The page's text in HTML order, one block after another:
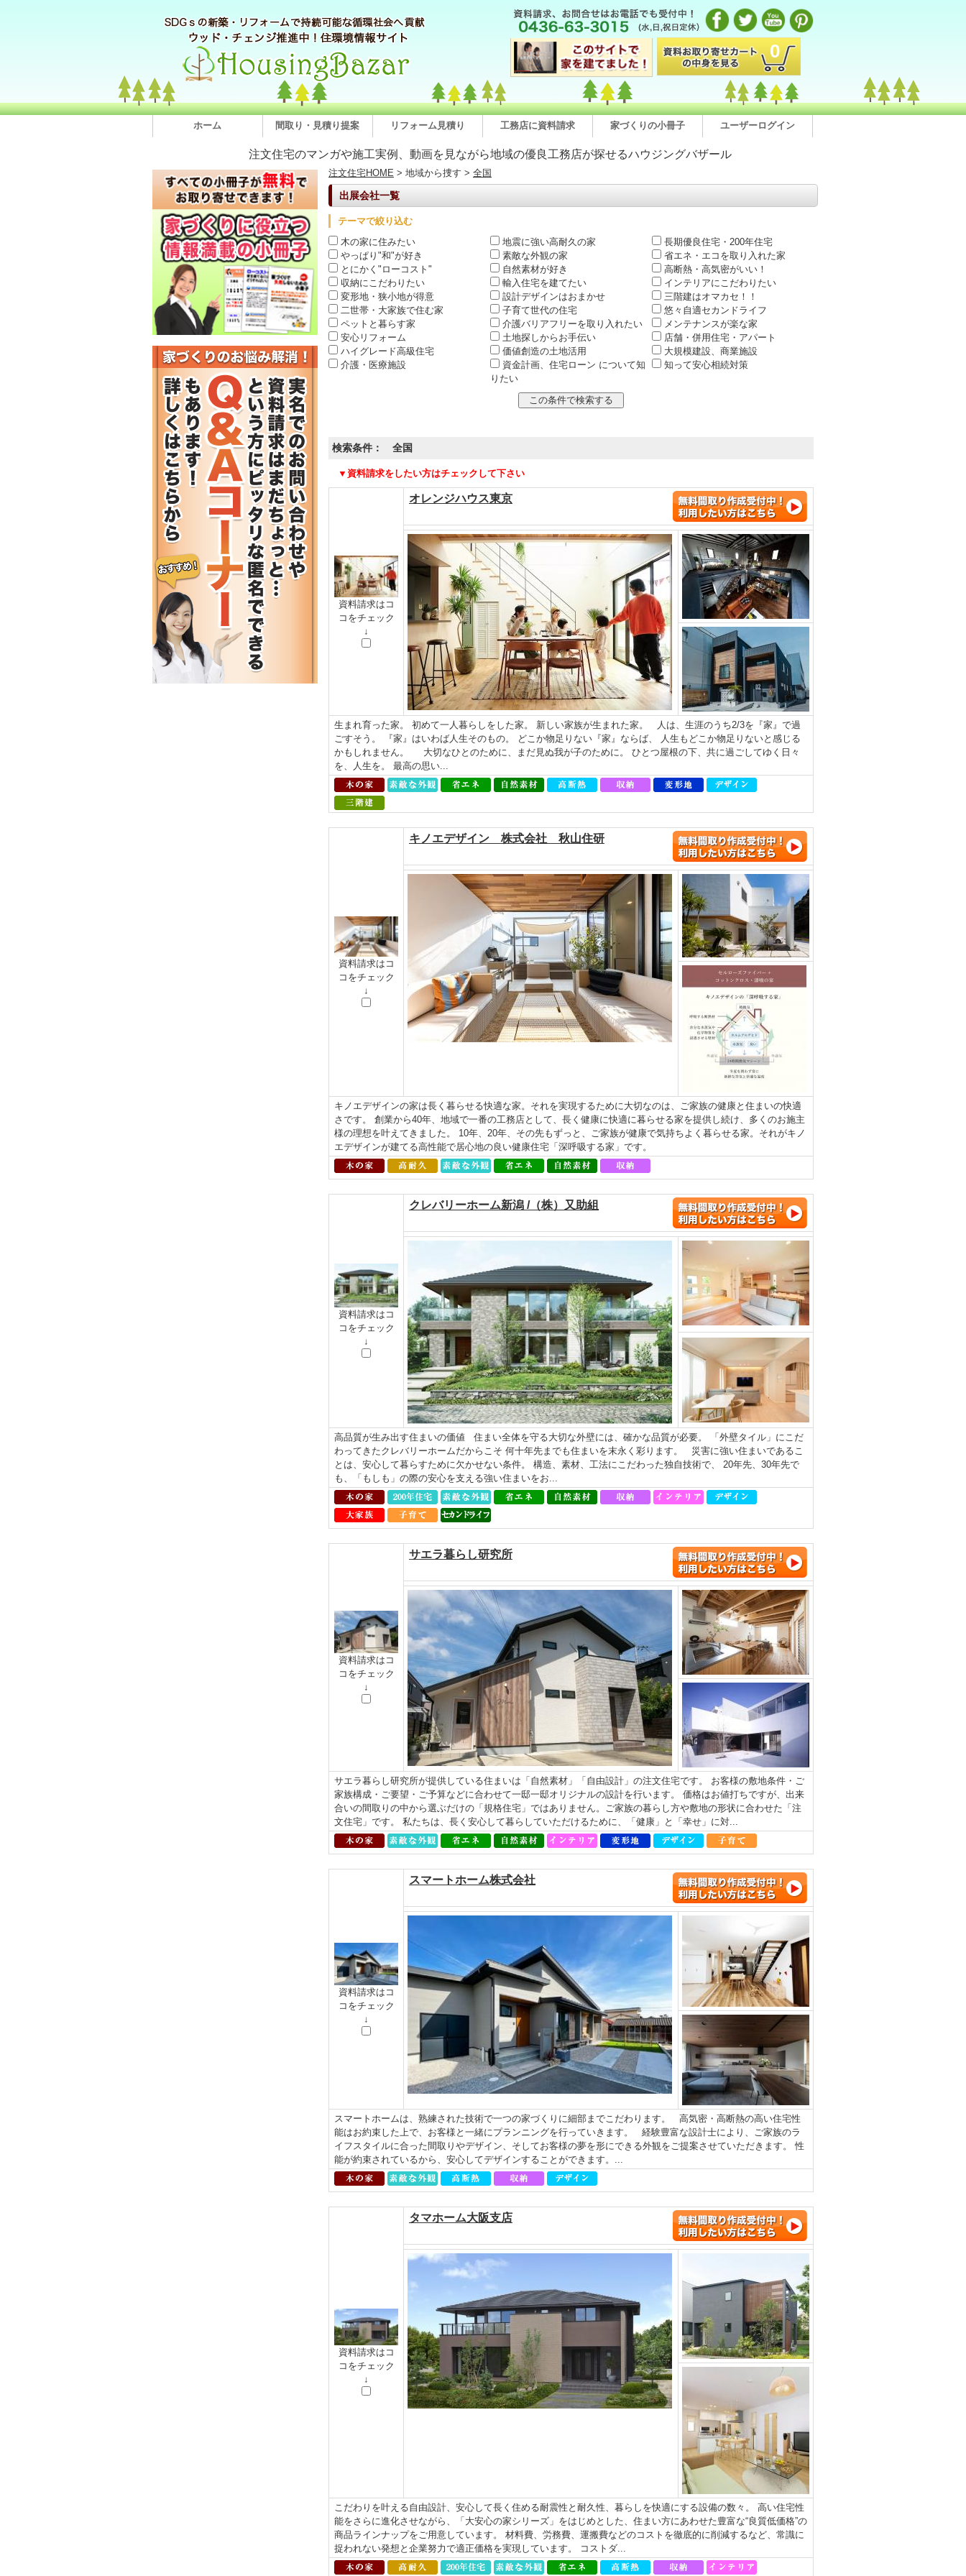
0
ホーム 間取り・見積り提案 リフォーム見積り 工務店に資料請求 家づくりの小冊子 ユーザーログイン
注文住宅のマンガや施工実例、動画を見ながら地域の優良工務店が探せるハウジングバザール
注文住宅HOME > 地域から捜す > 全国
出展会社一覧
テーマで絞り込む
木の家に住みたい
地震に強い高耐久の家
長期優良住宅・200年住宅
やっぱり"和"が好き
素敵な外観の家
省エネ・エコを取り入れた家
とにかく"ローコスト"
自然素材が好き
高断熱・高気密がいい！
収納にこだわりたい
輸入住宅を建てたい
インテリアにこだわりたい
変形地・狭小地が得意
設計デザインはおまかせ
三階建はオマカセ！！
二世帯・大家族で住む家
子育て世代の住宅
悠々自適セカンドライフ
ペットと暮らす家
介護バリアフリーを取り入れたい
メンテナンスが楽な家
安心リフォーム
土地探しからお手伝い
店舗・併用住宅・アパート
ハイグレード高級住宅
価値創造の土地活用
大規模建設、商業施設
介護・医療施設
資金計画、住宅ローン について知
りたい
知って安心相続対策
検索条件： 全国
▼資料請求をしたい方はチェックして下さい
資料請求はコ
コをチェック
↓
オレンジハウス東京
生まれ育った家。 初めて一人暮らしをした家。 新しい家族が生まれた家。 人は、生涯のうち2/3を『家』で過
ごすそう。 『家』はいわば人生そのもの。 どこか物足りない『家』ならば、 人生もどこか物足りないと感じる
かもしれません。 大切なひとのために、まだ見ぬ我が子のために。 ひとつ屋根の下、共に過ごしてゆく日々
を、人生を。 最高の思い...
資料請求はコ
コをチェック
↓
キノエデザイン 株式会社 秋山住研
キノエデザインの家は長く暮らせる快適な家。それを実現するために大切なのは、ご家族の健康と住まいの快適
さです。 創業から40年、地域で一番の工務店として、長く健康に快適に暮らせる家を提供し続け、多くのお施主
様の理想を叶えてきました。 10年、20年、その先もずっと、ご家族が健康で気持ちよく暮らせる家。それがキノ
エデザインが建てる高性能で居心地の良い健康住宅「深呼吸する家」です。
資料請求はコ
コをチェック
↓
クレバリーホーム新潟 /（株）又助組
高品質が生み出す住まいの価値 住まい全体を守る大切な外壁には、確かな品質が必要。 「外壁タイル」にこだ
わってきたクレバリーホームだからこそ 何十年先までも住まいを末永く彩ります。 災害に強い住まいであるこ
とは、安心して暮らすために欠かせない条件。 構造、素材、工法にこだわった独自技術で、 20年先、30年先で
も、「もしも」の際の安心を支える強い住まいをお...
資料請求はコ
コをチェック
↓
サエラ暮らし研究所
サエラ暮らし研究所が提供している住まいは「自然素材」「自由設計」の注文住宅です。 お客様の敷地条件・ご
家族構成・ご要望・ご予算などに合わせて一邸一邸オリジナルの設計を行います。 価格はお値打ちですが、出来
合いの間取りの中から選ぶだけの「規格住宅」ではありません。ご家族の暮らし方や敷地の形状に合わせた「注
文住宅」です。 私たちは、長く安心して暮らしていただけるために、「健康」と「幸せ」に対...
資料請求はコ
コをチェック
↓
スマートホーム株式会社
スマートホームは、熟練された技術で一つの家づくりに細部までこだわります。 高気密・高断熱の高い住宅性
能はお約束した上で、お客様と一緒にプランニングを行っていきます。 経験豊富な設計士により、ご家族のラ
イフスタイルに合った間取りやデザイン、そしてお客様の夢を形にできる外観をご提案させていただきます。 性
能が約束されているから、安心してデザインすることができます。...
資料請求はコ
コをチェック
↓
タマホーム大阪支店
こだわりを叶える自由設計、安心して長く住める耐震性と耐久性、暮らしを快適にする設備の数々。 高い住宅性
能をさらに進化させながら、「大安心の家シリーズ」をはじめとした、住まい方にあわせた豊富な“良質低価格”の
商品ラインナップをご用意しています。 材料費、労務費、運搬費などのコストを徹底的に削減するなど、常識に
捉われない発想と企業努力で適正価格を実現しています。 コストダ...